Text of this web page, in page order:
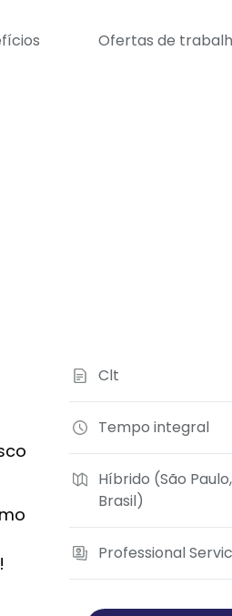
Ofertas de
Clt
Tempo integral
Híbrido (São Paulo,
Brasil)
Professional